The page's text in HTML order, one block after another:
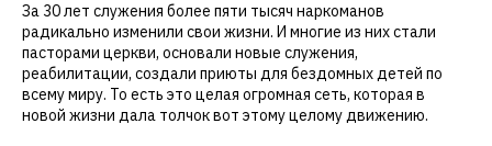
За 30 лет служения более пяти тысяч наркоманов
радикально изменили свои жизни. И многие из них стали
пасторами церкви, основали новые служения,
реабилитации, создали приюты для бездомных детей по
всему миру. То есть это целая огромная сеть, которая в
новой жизни дала толчок вот этому целому движению.